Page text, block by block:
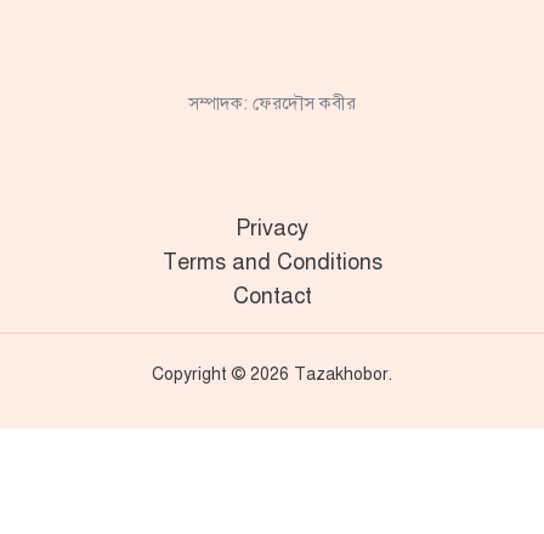
সম্পাদক: ফেরদৌস কবীর
Privacy
Terms and Conditions
Contact
Copyright © 2026 Tazakhobor.